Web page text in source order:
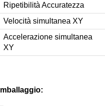
Ripetibilità Accuratezza
Velocità simultanea XY
Accelerazione simultanea
XY
Imballaggio: